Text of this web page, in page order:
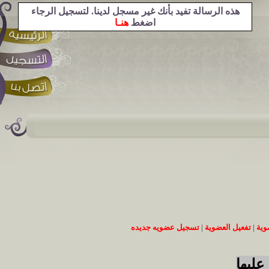
|تفعيل العضوية |تسجيل عضويه جديده
هذه الرسالة تفيد بأنك غير مسجل لدينا. لتسجيل الرجاء
اضغط هنـا